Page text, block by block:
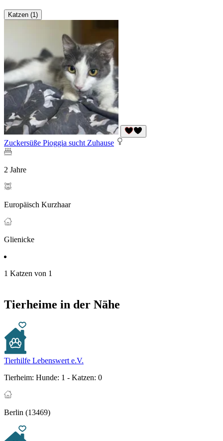
Katzen (1)
Zuckersüße Pioggia sucht Zuhause
2 Jahre
Europäisch Kurzhaar
Glienicke
1 Katzen von 1
Tierheime in der Nähe
Tierhilfe Lebenswert e.V.
Tierheim: Hunde: 1 - Katzen: 0
Berlin (13469)